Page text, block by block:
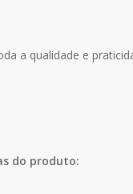
a qualidade e
do produto: